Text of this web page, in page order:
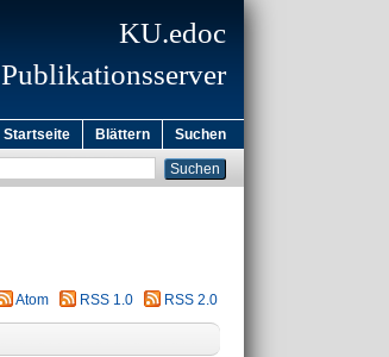
KU.edoc
Publikationsserver
Startseite Blättern Suchen
Atom RSS 1.0 RSS 2.0